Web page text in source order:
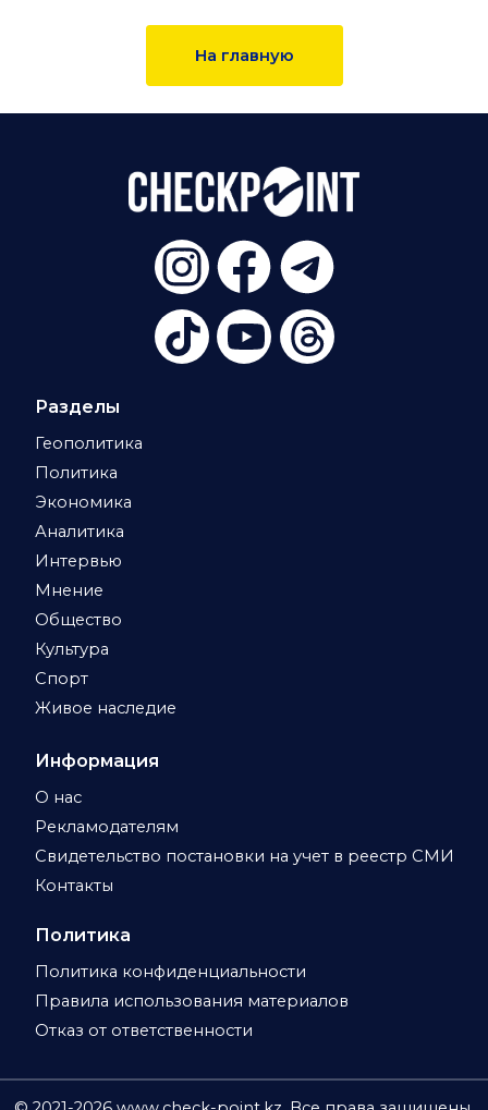
На главную
Разделы
Геополитика
Политика
Экономика
Аналитика
Интервью
Мнение
Общество
Культура
Спорт
Живое наследие
Информация
О нас
Рекламодателям
Свидетельство постановки на учет в реестр СМИ
Контакты
Политика
Политика конфиденциальности
Правила использования материалов
Отказ от ответственности